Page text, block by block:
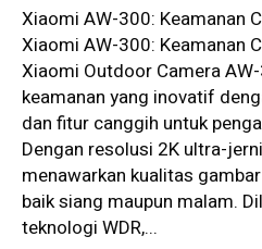
Xiaomi AW-300: Keamanan
Xiaomi AW-300: Keamanan
Xiaomi Outdoor Camera
keamanan yang inovatif
dan fitur canggih untuk
Dengan resolusi 2K ultra-
menawarkan kualitas
baik siang maupun malam.
teknologi WDR,...